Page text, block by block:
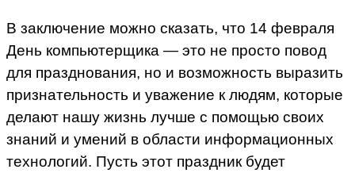
В заключение можно сказать, что 14 февраля
День компьютерщика — это не просто повод
для празднования, но и возможность выразить
признательность и уважение к людям, которые
делают нашу жизнь лучше с помощью своих
знаний и умений в области информационных
технологий. Пусть этот праздник будет